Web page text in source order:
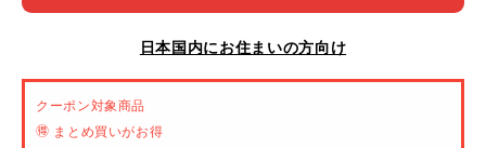
日本国内にお住まいの方向け
クーポン対象商品
🉐 まとめ買いがお得